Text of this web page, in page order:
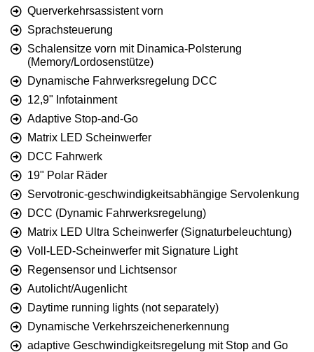
Querverkehrsassistent vorn
Sprachsteuerung
Schalensitze vorn mit Dinamica-Polsterung
(Memory/Lordosenstütze)
Dynamische Fahrwerksregelung DCC
12,9" Infotainment
Adaptive Stop-and-Go
Matrix LED Scheinwerfer
DCC Fahrwerk
19" Polar Räder
Servotronic-geschwindigkeitsabhängige Servolenkung
DCC (Dynamic Fahrwerksregelung)
Matrix LED Ultra Scheinwerfer (Signaturbeleuchtung)
Voll-LED-Scheinwerfer mit Signature Light
Regensensor und Lichtsensor
Autolicht/Augenlicht
Daytime running lights (not separately)
Dynamische Verkehrszeichenerkennung
adaptive Geschwindigkeitsregelung mit Stop and Go